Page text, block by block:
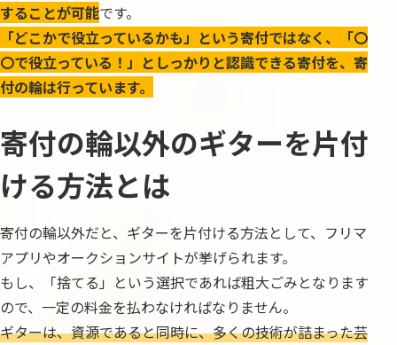
することが可能です。
「どこかで役立っているかも」という寄付ではなく、「〇
〇で役立っている！」としっかりと認識できる寄付を、寄
付の輪は行っています。
寄付の輪以外のギターを片付
ける方法とは
寄付の輪以外だと、ギターを片付ける方法として、フリマ
アプリやオークションサイトが挙げられます。
もし、「捨てる」という選択であれば粗大ごみとなります
ので、一定の料金を払わなければなりません。
ギターは、資源であると同時に、多くの技術が詰まった芸